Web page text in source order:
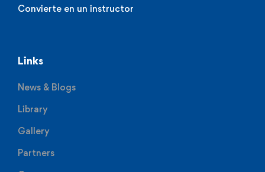
Convierte en un instructor
Links
News & Blogs
Library
Gallery
Partners